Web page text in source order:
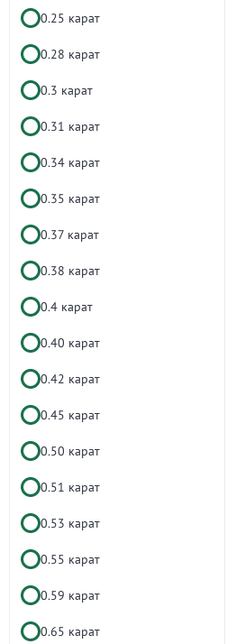
0.25 карат
0.28 карат
0.3 карат
0.31 карат
0.34 карат
0.35 карат
0.37 карат
0.38 карат
0.4 карат
0.40 карат
0.42 карат
0.45 карат
0.50 карат
0.51 карат
0.53 карат
0.55 карат
0.59 карат
0.65 карат